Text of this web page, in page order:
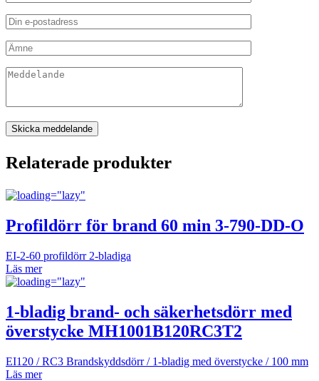
Relaterade produkter
Profildörr för brand 60 min 3-790-DD-O
EI-2-60 profildörr 2-bladiga
Läs mer
1-bladig brand- och säkerhetsdörr med
överstycke MH1001B120RC3T2
EI120 / RC3 Brandskyddsdörr / 1-bladig med överstycke / 100 mm
Läs mer